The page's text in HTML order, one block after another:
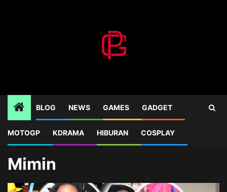
BLOG NEWS GAMES GADGET
MOTOGP KDRAMA HIBURAN COSPLAY
Home Mimin
Mimin